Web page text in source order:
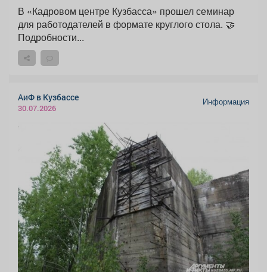
В «Кадровом центре Кузбасса» прошел семинар
для работодателей в формате круглого стола. 🤝
Подробности...
АиФ в Кузбассе
30.07.2026
Информация